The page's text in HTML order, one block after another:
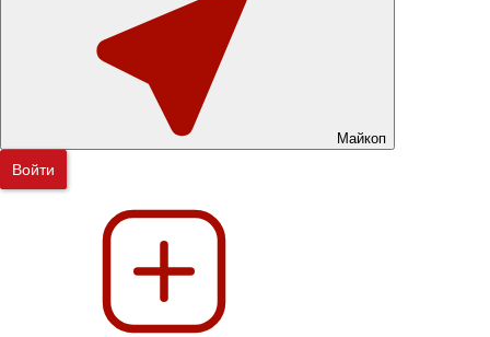
Майкоп
Войти